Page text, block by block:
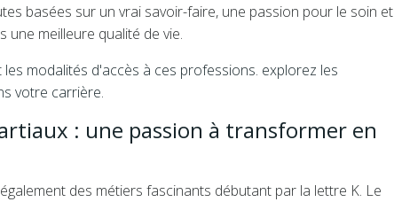
basées sur un vrai savoir-faire, une passion pour le soin et
meilleure qualité de vie.
: une passion à transformer en
des métiers fascinants débutant par la lettre K. Le